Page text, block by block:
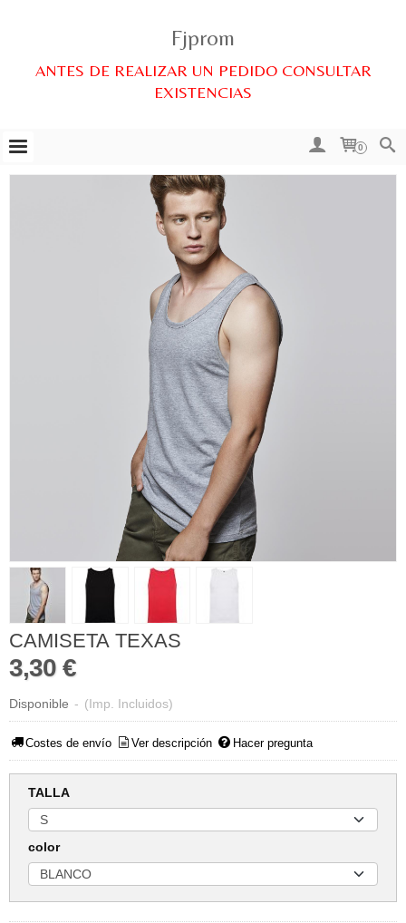
Fjprom
ANTES DE REALIZAR UN PEDIDO CONSULTAR
EXISTENCIAS
0
CAMISETA TEXAS
3,30 €
Disponible - (Imp. Incluidos)
Costes de envío Ver descripción Hacer pregunta
TALLA
color